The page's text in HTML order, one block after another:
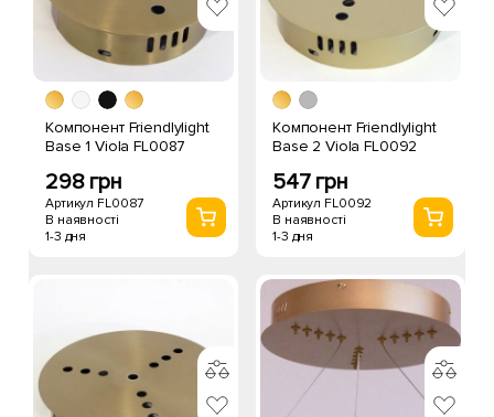
Компонент Friendlylight
Base 1 Viola FL0087
298 грн
Артикул FL0087
В наявності
1-3 дня
Компонент Friendlylight
Base 2 Viola FL0092
547 грн
Артикул FL0092
В наявності
1-3 дня